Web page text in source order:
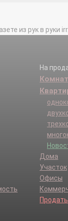
Загорянский
Лесные
Малые
Мизиново д.
Монино рп.
Назимиха д.
Образцово
Орлово д.
Протасово д.
Савинки д.
Старая
Супонево д.
Улиткино д.
из рук в руки
На
Дома
Участок
Офисы